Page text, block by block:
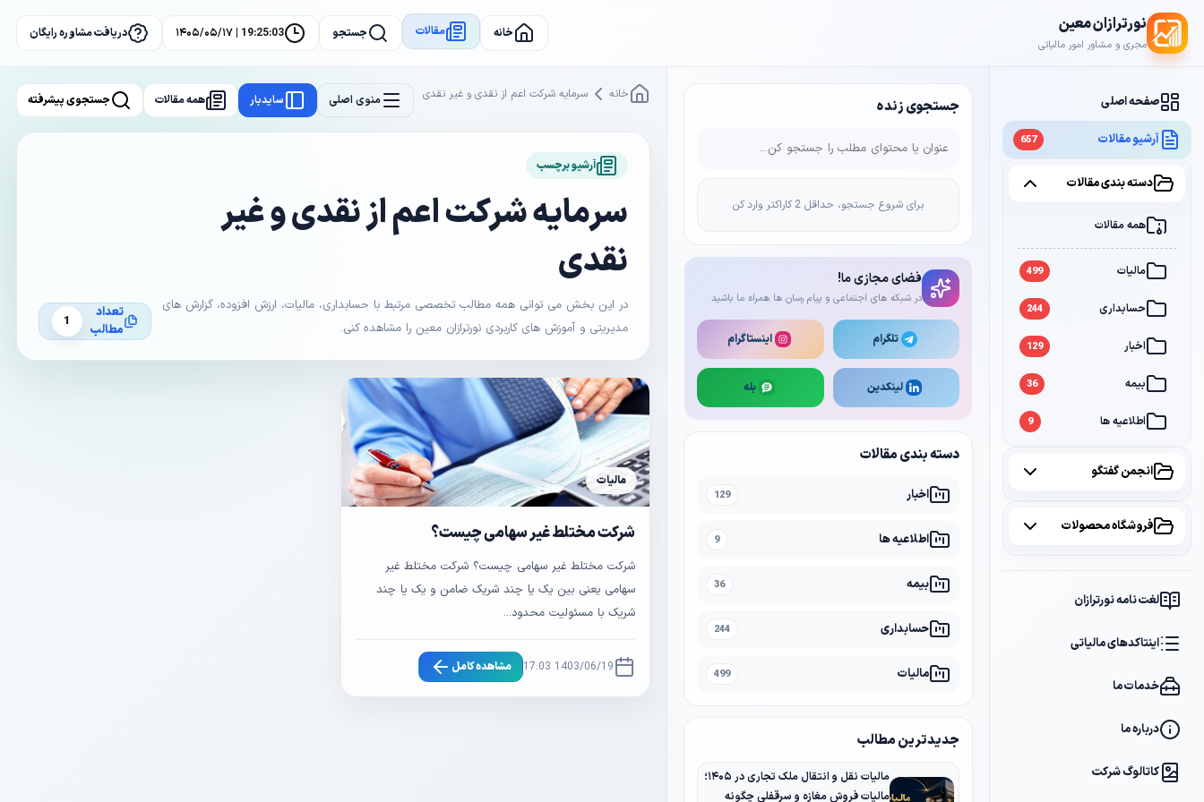
نورترازان معین
مجری و مشاور امور مالیاتی
خانه مقالات جستجو 19:25:04 | ۱۴۰۵/۰۵/۱۷ دریافت مشاوره رایگان
صفحه اصلی
آرشیو مقالات 657
دسته بندی مقالات
همه مقالات
مالیات 499
حسابداری 244
اخبار 129
بیمه 36
اطلاعیه ها 9
انجمن گفتگو
سامانه مودیان
بانک
فروشگاه محصولات
پکیج DVD آموزشی
کتاب ها
فایل های دانلودی
لغت نامه نورترازان
اینتاکدهای مالیاتی
خدمات ما
درباره ما
کاتالوگ شرکت
جستجوی زنده
برای شروع جستجو، حداقل 2 کاراکتر وارد کن
فضای مجازی ما!
در شبکه های اجتماعی و پیام رسان ها همراه ما باشید
تلگرام اینستاگرام
لینکدین بله
دسته بندی مقالات
اخبار 129
اطلاعیه ها 9
بیمه 36
حسابداری 244
مالیات 499
جدیدترین مطالب
مالیات نقل و انتقال ملک تجاری در ۱۴۰۵؛
مالیات فروش مغازه و سرقفلی چگونه
خانه سرمایه شرکت اعم از نقدی و غیر نقدی منوی اصلی سایدبار همه مقالات جستجوی پیشرفته
آرشیو برچسب
سرمایه شرکت اعم از نقدی و غیر
نقدی
در این بخش می توانی همه مطالب تخصصی مرتبط با حسابداری، مالیات، ارزش افزوده، گزارش های
مدیریتی و آموزش های کاربردی نورترازان معین را مشاهده کنی.
تعداد
مطالب
1
مالیات
شرکت مختلط غیر سهامی چیست؟
شرکت مختلط غیر سهامی چیست؟ شرکت مختلط غیر
سهامی یعنی بین یک یا چند شریک ضامن و یک یا چند
شریک با مسئولیت محدود...
1403/06/19 17:03 مشاهده کامل